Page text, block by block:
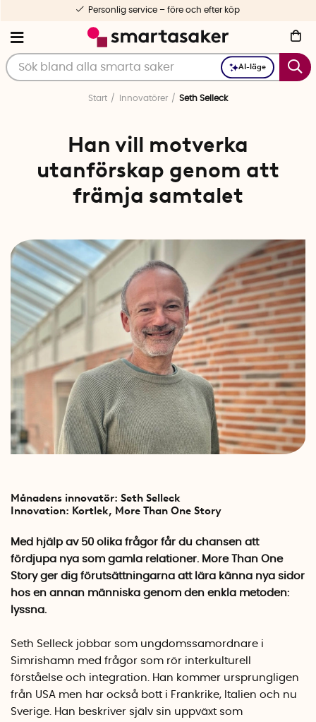
AI-läge
Personlig service – före och efter köp
Start Innovatörer Seth Selleck
Han vill motverka
utanförskap genom att
främja samtalet
Månadens innovatör: Seth Selleck
Innovation: Kortlek, More Than One Story
Med hjälp av 50 olika frågor får du chansen att
fördjupa nya som gamla relationer. More Than One
Story ger dig förutsättningarna att lära känna nya sidor
hos en annan människa genom den enkla metoden:
lyssna.
Seth Selleck jobbar som ungdomssamordnare i
Simrishamn med frågor som rör interkulturell
förståelse och integration. Han kommer ursprungligen
från USA men har också bott i Frankrike, Italien och nu
Sverige. Han beskriver själv sin uppväxt som